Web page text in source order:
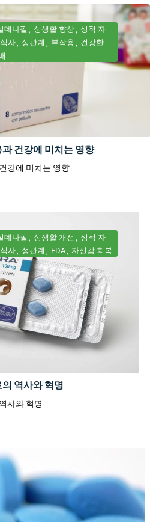
데나필 성생활 향상
성적 자
사 성관계 부작용
건강한
건강에 미치는 영향
강에 미치는 영향
데나필 성생활 개선
성적 자
사 성관계 FDA 자신감 회복
역사와 혁명
사와 혁명